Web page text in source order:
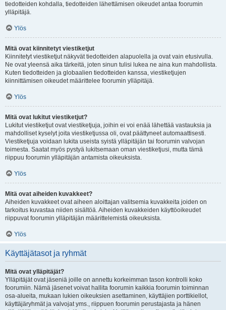
tiedotteiden kohdalla, tiedotteiden lähettämisen oikeudet antaa foorumin
ylläpitäjä.
Ylös
Mitä ovat kiinnitetyt viestiketjut
Kiinnitetyt viestiketjut näkyvät tiedotteiden alapuolella ja ovat vain etusivulla.
Ne ovat yleensä aika tärkeitä, joten sinun tulisi lukea ne aina kun mahdollista.
Kuten tiedotteiden ja globaalien tiedotteiden kanssa, viestiketjujen
kiinnittämisen oikeudet määrittelee foorumin ylläpitäjä.
Ylös
Mitä ovat lukitut viestiketjut?
Lukitut viestiketjut ovat viestiketjuja, joihin ei voi enää lähettää vastauksia ja
mahdolliset kyselyt joita viestiketjussa oli, ovat päättyneet automaattisesti.
Viestiketjuja voidaan lukita useista syistä ylläpitäjän tai foorumin valvojan
toimesta. Saatat myös pystyä lukitsemaan oman viestiketjusi, mutta tämä
riippuu foorumin ylläpitäjän antamista oikeuksista.
Ylös
Mitä ovat aiheiden kuvakkeet?
Aiheiden kuvakkeet ovat aiheen aloittajan valitsemia kuvakkeita joiden on
tarkoitus kuvastaa niiden sisältöä. Aiheiden kuvakkeiden käyttöoikeudet
riippuvat foorumin ylläpitäjän määrittelemistä oikeuksista.
Ylös
Käyttäjätasot ja ryhmät
Mitä ovat ylläpitäjät?
Ylläpitäjät ovat jäseniä joille on annettu korkeimman tason kontrolli koko
foorumiin. Nämä jäsenet voivat hallita foorumin kaikkia foorumin toiminnan
osa-alueita, mukaan lukien oikeuksien asettaminen, käyttäjien porttikiellot,
käyttäjäryhmät ja valvojat yms., riippuen foorumin perustajasta ja hänen